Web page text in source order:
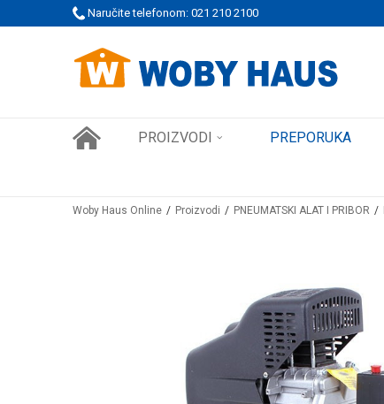
Naručite telefonom: 021 210 2100
PORUDŽBINE! SIGURNO PLAĆANJE PLATNIM KARTICAMA
PROIZVODI PREPORUKA
Woby Haus Online Proizvodi PNEUMATSKI ALAT I PRIBOR